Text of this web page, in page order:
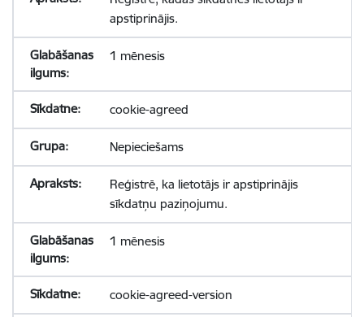
apstiprinājis.
1 mēnesis
cookie-agreed
Nepieciešams
Reģistrē, ka lietotājs ir apstiprinājis
sīkdatņu paziņojumu.
1 mēnesis
cookie-agreed-version